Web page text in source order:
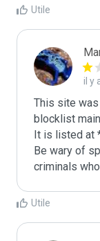
Utile
il y
This site
blocklist
It is listed at
Be wary of
criminals
Utile